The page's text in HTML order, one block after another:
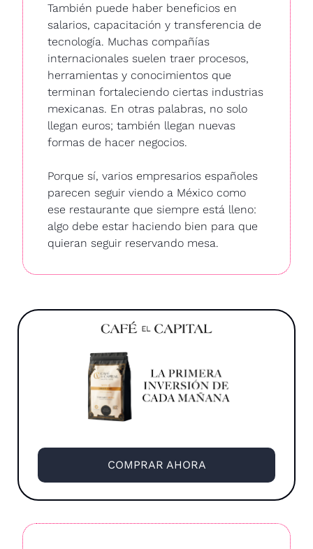
También puede haber beneficios en
salarios, capacitación y transferencia de
tecnología. Muchas compañías
internacionales suelen traer procesos,
herramientas y conocimientos que
terminan fortaleciendo ciertas industrias
mexicanas. En otras palabras, no solo
llegan euros; también llegan nuevas
formas de hacer negocios.
Porque sí, varios empresarios españoles
parecen seguir viendo a México como
ese restaurante que siempre está lleno:
algo debe estar haciendo bien para que
quieran seguir reservando mesa.
COMPRAR AHORA